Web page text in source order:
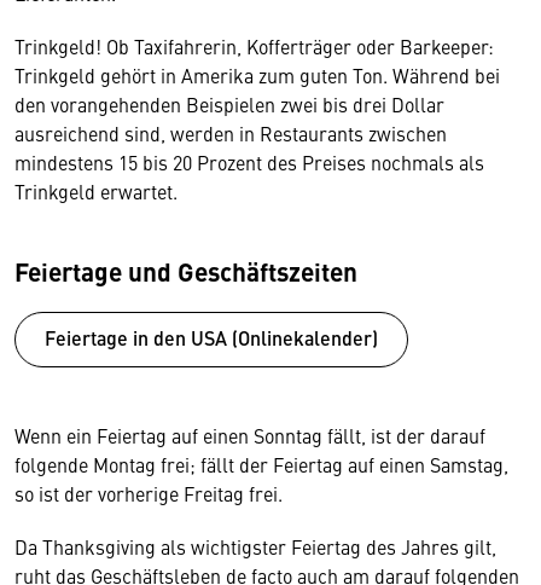
Trinkgeld! Ob Taxifahrerin, Kofferträger oder Barkeeper:
Trinkgeld gehört in Amerika zum guten Ton. Während bei
den vorangehenden Beispielen zwei bis drei Dollar
ausreichend sind, werden in Restaurants zwischen
mindestens 15 bis 20 Prozent des Preises nochmals als
Trinkgeld erwartet.
Feiertage und Geschäftszeiten
Feiertage in den USA (Onlinekalender)
Wenn ein Feiertag auf einen Sonntag fällt, ist der darauf
folgende Montag frei; fällt der Feiertag auf einen Samstag,
so ist der vorherige Freitag frei.
Da Thanksgiving als wichtigster Feiertag des Jahres gilt,
ruht das Geschäftsleben de facto auch am darauf folgenden